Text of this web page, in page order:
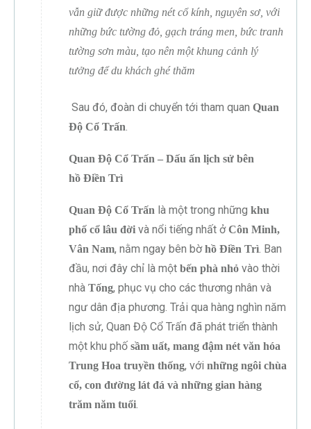
vẫn giữ được những nét cổ kính, nguyên sơ, với
những bức tường đỏ, gạch tráng men, bức tranh
tường sơn màu, tạo nên một khung cảnh lý
tưởng để du khách ghé thăm
Sau đó, đoàn di chuyển tới tham quan Quan
Độ Cổ Trấn.
Quan Độ Cổ Trấn – Dấu ấn lịch sử bên
hồ Điền Trì
Quan Độ Cổ Trấn là một trong những khu
phố cổ lâu đời và nổi tiếng nhất ởCôn Minh,
Vân Nam, nằm ngay bên bờhồ Điền Trì. Ban
đầu, nơi đây chỉ là một bến phà nhỏ vào thời
nhà Tống, phục vụ cho các thương nhân và
ngư dân địa phương. Trải qua hàng nghìn năm
lịch sử, Quan Độ Cổ Trấn đã phát triển thành
một khu phố sầm uất, mang đậm nét văn hóa
Trung Hoa truyền thống, với những ngôi chùa
cổ, con đường lát đá và những gian hàng
trăm năm tuổi.